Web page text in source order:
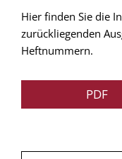
Hier finden Sie die
zurückliegenden
Heftnummern.
PDF